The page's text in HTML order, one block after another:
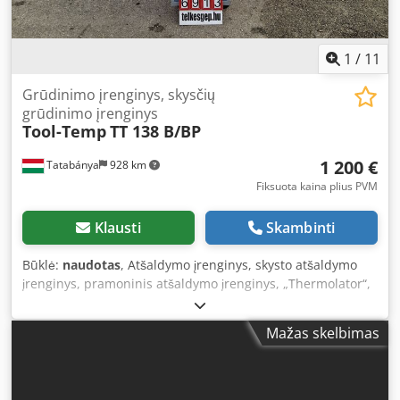
1 / 11
Tatabánya 928 km
Grūdinimo įrenginys, skysčių
grūdinimo įrenginys
Tool-TempTT 138 B/BP
1 200 €
Fiksuota kaina plius PVM
Klausti Skambinti
Būklė: naudotas, Atšaldymo įrenginys, skysto atšaldymo
įrenginys, pramoninis atšaldymo įrenginys, „Thermolator“,
„Tool-Temp TT138 B/BP“, naudotas įrenginys Gamintojas:
„Tool-Temp“ Tipas: TT 138 B/BP Bendri matmenys: 1240 ×
480 × 1400 mm (įskaitant ratukus) Svoris: Apytiksliai 180 kg
Mažas skelbimas